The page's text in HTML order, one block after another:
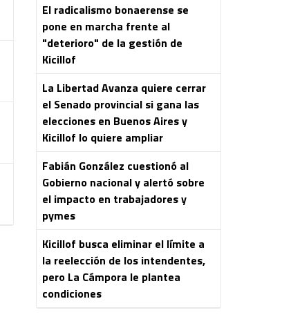
El radicalismo bonaerense se
pone en marcha frente al
"deterioro" de la gestión de
Kicillof
La Libertad Avanza quiere cerrar
el Senado provincial si gana las
elecciones en Buenos Aires y
Kicillof lo quiere ampliar
Fabián González cuestionó al
Gobierno nacional y alertó sobre
el impacto en trabajadores y
pymes
Kicillof busca eliminar el límite a
la reelección de los intendentes,
pero La Cámpora le plantea
condiciones